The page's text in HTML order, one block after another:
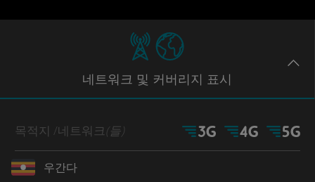
네트워크 및 커버리지 표시
목적지 /네트워크(들)
우간다